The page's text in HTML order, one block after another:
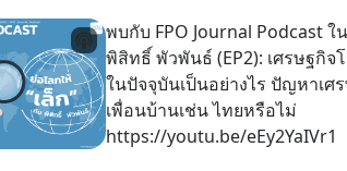
พบกับ FPO Journal Podcast ใ
พิสิทธิ์ พัวพันธ์ (EP2): เศรษฐกิจ
ในปัจจุบันเป็นอย่างไร ปัญหาเศ
เพื่อนบ้านเช่น ไทยหรือไม่
https://youtu.be/eEy2YaIVr1